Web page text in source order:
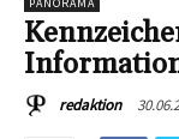
redaktion